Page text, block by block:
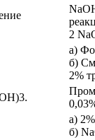
2
а)
б)
2%
а)
б)